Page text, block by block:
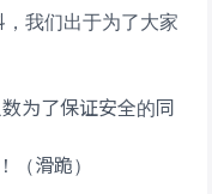
我们出于为了大家
为了保证安全的同
（滑跪）